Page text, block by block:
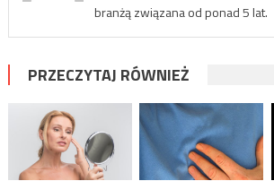
branżą związana od ponad 5 lat.
PRZECZYTAJ RÓWNIEŻ